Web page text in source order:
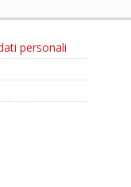
personali